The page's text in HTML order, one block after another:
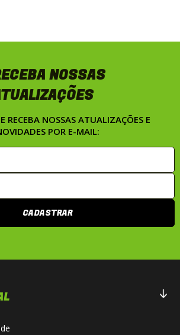
NOSSAS
RECEBA NOSSAS ATUALIZAÇÕES E
POR E-MAIL:
CADASTRAR